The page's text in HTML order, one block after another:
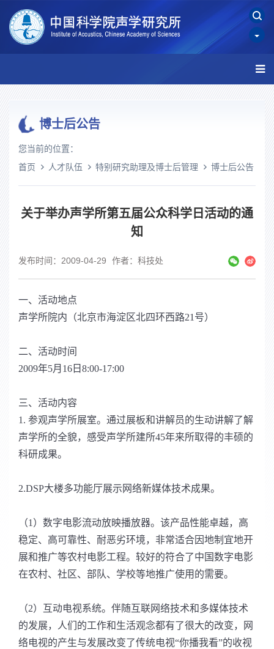
博士后公告
您当前的位置：
首页
人才队伍 特别研究助理及博士后管理 博士后公告
关于举办声学所第五届公众科学日活动的通
知
发布时间：2009-04-29 作者：科技处
一、活动地点
声学所院内（北京市海淀区北四环西路21号）
二、活动时间
2009年5月16日8:00-17:00
三、活动内容
1. 参观声学所展室。通过展板和讲解员的生动讲解了解
声学所的全貌，感受声学所建所45年来所取得的丰硕的
科研成果。
2.DSP大楼多功能厅展示网络新媒体技术成果。
（1）数字电影流动放映播放器。该产品性能卓越，高
稳定、高可靠性、耐恶劣环境，非常适合因地制宜地开
展和推广等农村电影工程。较好的符合了中国数字电影
在农村、社区、部队、学校等地推广使用的需要。
（2）互动电视系统。伴随互联网络技术和多媒体技术
的发展，人们的工作和生活观念都有了很大的改变，网
络电视的产生与发展改变了传统电视“你播我看”的收视